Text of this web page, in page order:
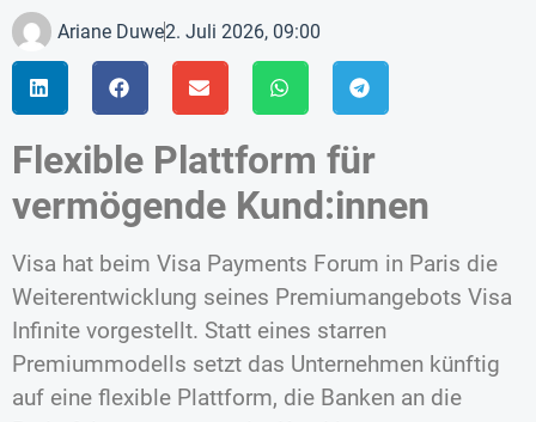
Ariane Duwe2. Juli 2026, 09:00
Flexible Plattform für
vermögende Kund:innen
Visa hat beim Visa Payments Forum in Paris die
Weiterentwicklung seines Premiumangebots Visa
Infinite vorgestellt. Statt eines starren
Premiummodells setzt das Unternehmen künftig
auf eine flexible Plattform, die Banken an die